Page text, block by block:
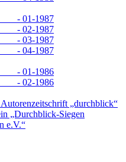
1987
1987
1987
1987
1986
1986
„durchblick“
„Durchblick-Siegen
e.V.“